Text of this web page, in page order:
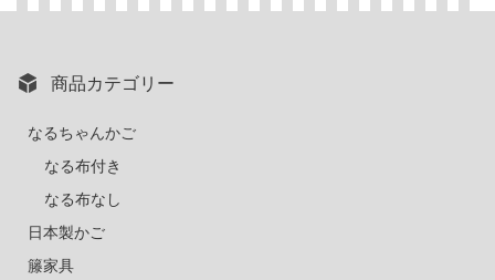
商品カテゴリー
なるちゃんかご
なる布付き
なる布なし
日本製かご
籐家具